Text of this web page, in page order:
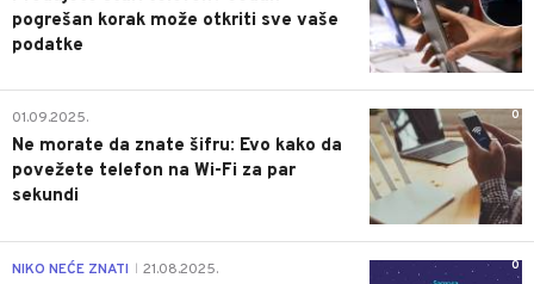
pogrešan korak može otkriti sve vaše
podatke
0
01.09.2025.
Ne morate da znate šifru: Evo kako da
povežete telefon na Wi-Fi za par
sekundi
0
NIKO NEĆE ZNATI 21.08.2025.